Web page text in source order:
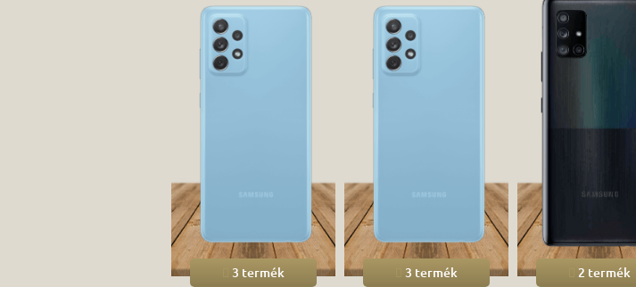
3 termék
3 termék
2 termék